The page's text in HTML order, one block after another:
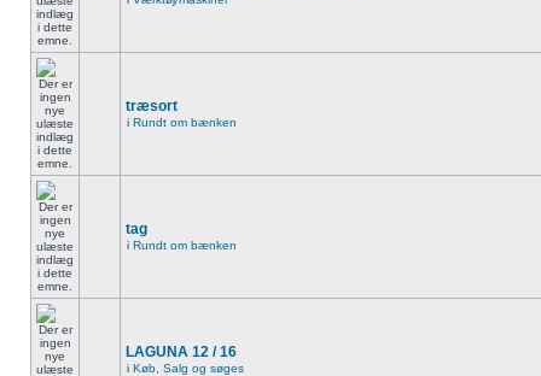
træsort
i Rundt om bænken
tag
i Rundt om bænken
LAGUNA 12 / 16
i Køb, Salg og søges